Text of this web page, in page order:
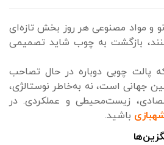
و مواد مصنوعی هر روز بخش تازه‌ای
بازگشت به چوب شاید تصمیمی
پالت چوبی دوباره در حال تصاحب
جهانی است، نه به‌خاطر نوستالژی،
زیست‌محیطی و عملکردی. در
باشید.